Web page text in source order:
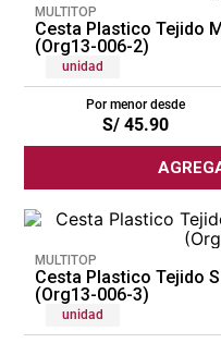
MULTITOP
Cesta Plastico Tejido
(Org13-006-2)
unidad
Por menor desde
S/ 45.90
MULTITOP
Cesta Plastico Tejido
(Org13-006-3)
unidad
tela
piso
tapete